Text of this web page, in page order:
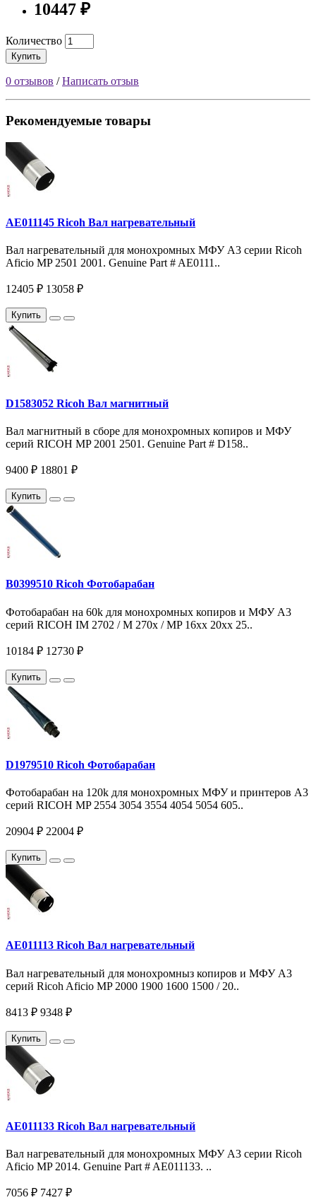
10447 ₽
Количество
Купить
0 отзывов /Написать отзыв
Рекомендуемые товары
AE011145 Ricoh Вал нагревательный
Вал нагревательный для монохромных МФУ A3 серии Ricoh
Aficio MP 2501 2001. Genuine Part # AE0111..
12405 ₽ 13058 ₽
Купить
D1583052 Ricoh Вал магнитный
Вал магнитный в сборе для монохромных копиров и МФУ
серий RICOH MP 2001 2501. Genuine Part # D158..
9400 ₽ 18801 ₽
Купить
B0399510 Ricoh Фотобарабан
Фотобарабан на 60k для монохромных копиров и МФУ A3
серий RICOH IM 2702 / M 270x / MP 16xx 20xx 25..
10184 ₽ 12730 ₽
Купить
D1979510 Ricoh Фотобарабан
Фотобарабан на 120k для монохромных МФУ и принтеров A3
серий RICOH MP 2554 3054 3554 4054 5054 605..
20904 ₽ 22004 ₽
Купить
AE011113 Ricoh Вал нагревательный
Вал нагревательный для монохромныз копиров и МФУ A3
серий Ricoh Aficio MP 2000 1900 1600 1500 / 20..
8413 ₽ 9348 ₽
Купить
AE011133 Ricoh Вал нагревательный
Вал нагревательный для монохромных МФУ A3 серии Ricoh
Aficio MP 2014. Genuine Part # AE011133. ..
7056 ₽ 7427 ₽